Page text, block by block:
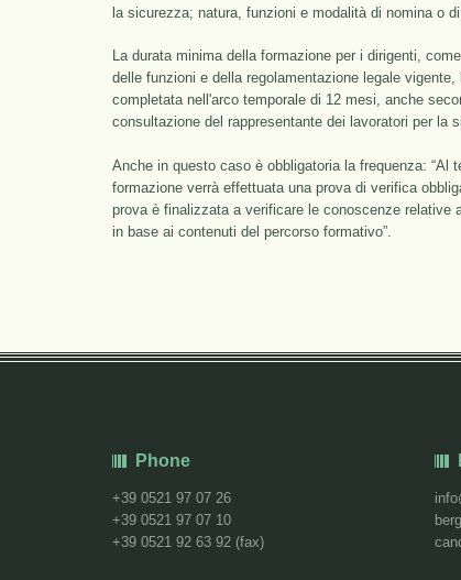
la sicurezza; natura, funzioni e modalità di nomina o
La durata minima della formazione per i dirigenti,
delle funzioni e della regolamentazione legale
completata nell'arco temporale di 12 mesi, anche
consultazione del rappresentante dei lavoratori per la
Anche in questo caso è obbligatoria la frequenza: “Al
formazione verrà effettuata una prova di verifica
prova è finalizzata a verificare le conoscenze
in base ai contenuti del percorso formativo”.
Phone
+39 0521 97 07 26
+39 0521 97 07 10
+39 0521 92 63 92 (fax)